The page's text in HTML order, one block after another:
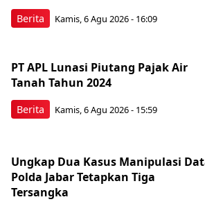
Berita Kamis, 6 Agu 2026 - 16:09
Berita
PT APL Lunasi Piutang Pajak Air
Tanah Tahun 2024
Kamis, 6 Agu 2026 - 15:59
Ungkap Dua Kasus Manipulasi
Polda Jabar Tetapkan Tiga
Tersangka